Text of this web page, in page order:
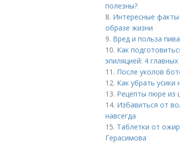
полезны?
8. Интересные
образе жизни
9. Вред и польза
10. Как
эпиляцией: 4 главных
11. После уколов
12. Как убрать усики
13. Рецепты пюре из
14. Избавиться от
навсегда
15. Таблетки от
Герасимова